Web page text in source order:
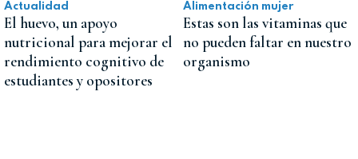
Actualidad
El huevo, un apoyo
nutricional para mejorar el
rendimiento cognitivo de
estudiantes y opositores
Alimentación mujer
Estas son las vitaminas que
no pueden faltar en nuestro
organismo